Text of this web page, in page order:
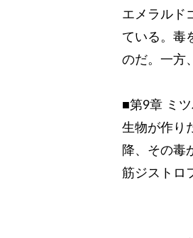
エメラルド
ている。毒
のだ。一方
■第9章 ミ
生物が作り
降、その毒
筋ジストロ